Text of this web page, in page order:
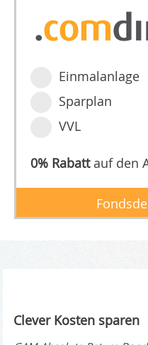
Einmalanlage
Sparplan
VVL
0% Rabattauf den
Clever Kosten sparen